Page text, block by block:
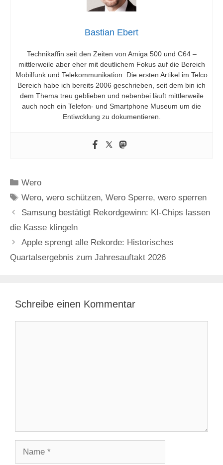
Bastian Ebert
Technikaffin seit den Zeiten von Amiga 500 und C64 –
mittlerweile aber eher mit deutlichem Fokus auf die Bereich
Mobilfunk und Telekommunikation. Die ersten Artikel im Telco
Bereich habe ich bereits 2006 geschrieben, seit dem bin ich
dem Thema treu geblieben und nebenbei läuft mittlerweile
auch noch ein Telefon- und Smartphone Museum um die
Entiwcklung zu dokumentieren.
Kategorien
Wero
Schlagwörter
Wero,wero schützen,Wero Sperre,wero sperren
Samsung bestätigt Rekordgewinn: KI-Chips lassen
die Kasse klingeln
Apple sprengt alle Rekorde: Historisches
Quartalsergebnis zum Jahresauftakt 2026
Schreibe einen Kommentar